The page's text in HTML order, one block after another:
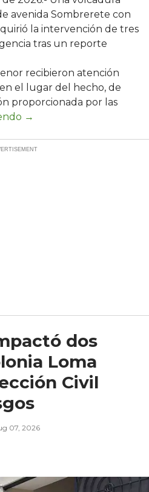
avenida Sombrerete con
la intervención de tres
tras un reporte
recibieron atención
el lugar del hecho, de
proporcionada por las
dos
Loma
Civil
07, 2026